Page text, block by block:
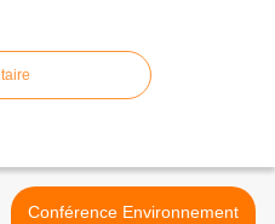
Conférence Environnement